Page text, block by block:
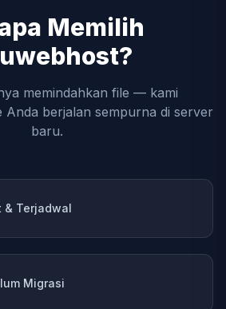
Memilih
memindahkan file — kami
Anda berjalan sempurna di server
baru.
& Terjadwal
Migrasi